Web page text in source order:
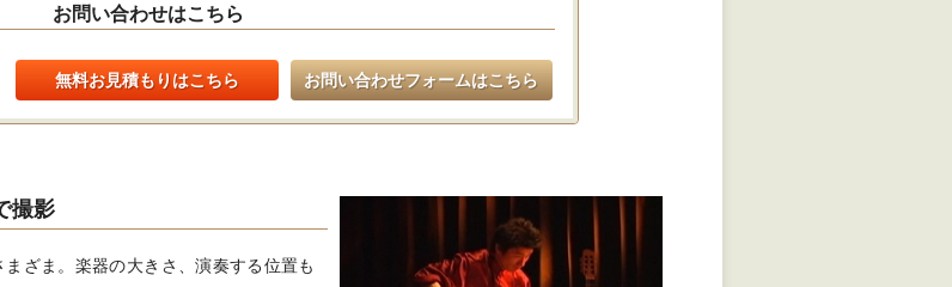
お問い合わせはこちら
無料お見積もりはこちら お問い合わせフォームはこちら
撮影
ざま。楽器の大きさ、演奏する位置も